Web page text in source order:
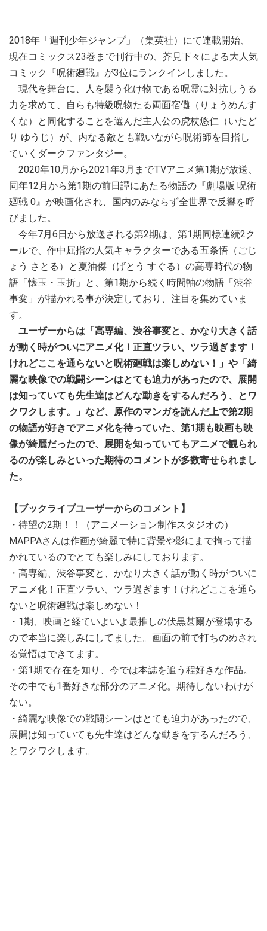
2018年「週刊少年ジャンプ」（集英社）にて連載開始、
現在コミックス23巻まで刊行中の、芥見下々による大人気
コミック『呪術廻戦』が3位にランクインしました。
現代を舞台に、人を襲う化け物である呪霊に対抗しうる
力を求めて、自らも特級呪物たる両面宿儺（りょうめんす
くな）と同化することを選んだ主人公の虎杖悠仁（いたど
り ゆうじ）が、内なる敵とも戦いながら呪術師を目指し
ていくダークファンタジー。
2020年10月から2021年3月までTVアニメ第1期が放送、
同年12月から第1期の前日譚にあたる物語の『劇場版 呪術
廻戦 0』が映画化され、国内のみならず全世界で反響を呼
びました。
今年7月6日から放送される第2期は、第1期同様連続2ク
ールで、作中屈指の人気キャラクターである五条悟（ごじ
ょう さとる）と夏油傑（げとう すぐる）の高専時代の物
語「懐玉・玉折」と、第1期から続く時間軸の物語「渋谷
事変」が描かれる事が決定しており、注目を集めていま
す。
ユーザーからは「高専編、渋谷事変と、かなり大きく話
が動く時がついにアニメ化！正直ツラい、ツラ過ぎます！
けれどここを通らないと呪術廻戦は楽しめない！」や「綺
麗な映像での戦闘シーンはとても迫力があったので、展開
は知っていても先生達はどんな動きをするんだろう、とワ
クワクします。」など、原作のマンガを読んだ上で第2期
の物語が好きでアニメ化を待っていた、第1期も映画も映
像が綺麗だったので、展開を知っていてもアニメで観られ
るのが楽しみといった期待のコメントが多数寄せられまし
た。
【ブックライブユーザーからのコメント】
・待望の2期！！（アニメーション制作スタジオの）
MAPPAさんは作画が綺麗で特に背景や影にまで拘って描
かれているのでとても楽しみにしております。
・高専編、渋谷事変と、かなり大きく話が動く時がついに
アニメ化！正直ツラい、ツラ過ぎます！けれどここを通ら
ないと呪術廻戦は楽しめない！
・1期、映画と経ていよいよ最推しの伏黒甚爾が登場する
ので本当に楽しみにしてました。画面の前で打ちのめされ
る覚悟はできてます。
・第1期で存在を知り、今では本誌を追う程好きな作品。
その中でも1番好きな部分のアニメ化。期待しないわけが
ない。
・綺麗な映像での戦闘シーンはとても迫力があったので、
展開は知っていても先生達はどんな動きをするんだろう、
とワクワクします。